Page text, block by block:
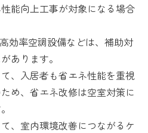
能向上工事が対象になる場合
効率空調設備などは、補助対
あります。
、入居者も省エネ性能を重視
め、省エネ改修は空室対策に
、室内環境改善につながるケ